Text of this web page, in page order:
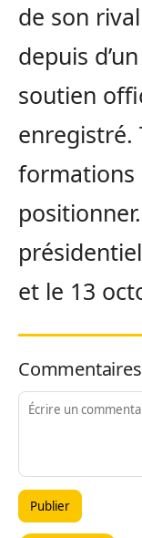
de son
depuis
soutien
enregistré.
formations
et le 13
Commentaires
Publier